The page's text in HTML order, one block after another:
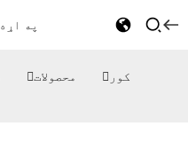
کور محصولات